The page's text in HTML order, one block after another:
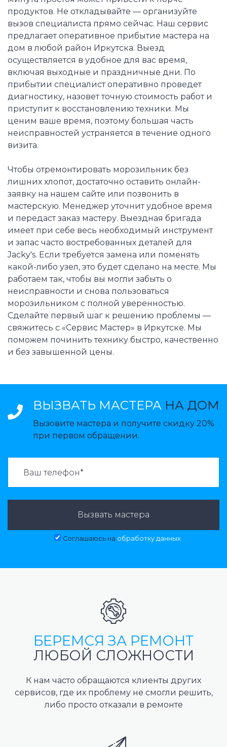
продуктов. Не откладывайте — организуйте
вызов специалиста прямо сейчас. Наш сервис
предлагает оперативное прибытие мастера на
дом в любой район Иркутска. Выезд
осуществляется в удобное для вас время,
включая выходные и праздничные дни. По
прибытии специалист оперативно проведет
диагностику, назовет точную стоимость работ и
приступит к восстановлению техники. Мы
ценим ваше время, поэтому большая часть
неисправностей устраняется в течение одного
визита.
Чтобы отремонтировать морозильник без
лишних хлопот, достаточно оставить онлайн-
заявку на нашем сайте или позвонить в
мастерскую. Менеджер уточнит удобное время
и передаст заказ мастеру. Выездная бригада
имеет при себе весь необходимый инструмент
и запас часто востребованных деталей для
Jacky's. Если требуется замена или поменять
какой-либо узел, это будет сделано на месте. Мы
работаем так, чтобы вы могли забыть о
неисправности и снова пользоваться
морозильником с полной уверенностью.
Сделайте первый шаг к решению проблемы —
свяжитесь с «Сервис Мастер» в Иркутске. Мы
поможем починить технику быстро, качественно
и без завышенной цены.
ВЫЗВАТЬ МАСТЕРА НА ДОМ
Вызовите мастера и получите скидку 20%
при первом обращении.
Вызвать мастера
Соглашаюсь на обработку данных
БЕРЕМСЯ ЗА РЕМОНТ
ЛЮБОЙ СЛОЖНОСТИ
К нам часто обращаются клиенты других
сервисов, где их проблему не смогли решить,
либо просто отказали в ремонте